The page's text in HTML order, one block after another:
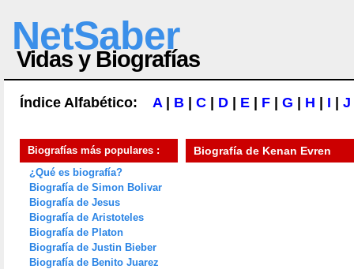
NetSaber
Vidas y Biografías
Índice Alfabético: A| B C D E F G H I J
Biografías más populares :
¿Qué es biografía?
Biografía de Simon Bolivar
Biografía de Jesus
Biografía de Aristoteles
Biografía de Platon
Biografía de Justin Bieber
Biografía de Benito Juarez
Biografía de Kenan Evren